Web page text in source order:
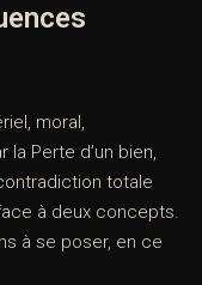
moral,
Perte d’un bien,
totale
à deux concepts.
à se poser, en ce